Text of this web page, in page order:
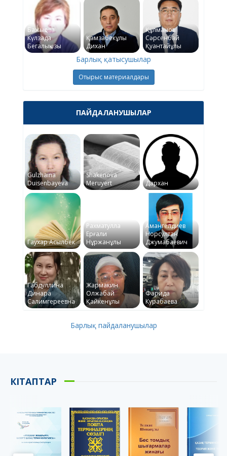
Бажықова
Күлзада
Бегалықызы
Қамзабекұлы
Дихан
Құлманов
Сәрсенбай
Қуантайұлы
Барлық қатысушылар
Отырыс материалдары
ПАЙДАЛАНУШЫЛАР
Gulzhaina
Duisenbayeva
Shakenova
Meruyert
Дархан
Гаухар Асылбек
Рахматулла
Ерғали
Нұржанұлы
Амангелдиев
Норсултан
Джумабаевич
Габдуллина
Динара
Салимгереевна
Жармакин
Олжабай
Қайкенұлы
Фарида
Курабаева
Барлық пайдаланушылар
КІТАПТАР